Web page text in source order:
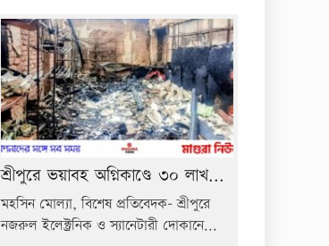
শ্রীপুরে ভয়াবহ অগ্নিকাণ্ডে ৩০ লাখ...
মহসিন মোল্যা, বিশেষ প্রতিবেদক- শ্রীপুরে
নজরুল ইলেক্ট্রনিক ও স্যানেটারী দোকানে...